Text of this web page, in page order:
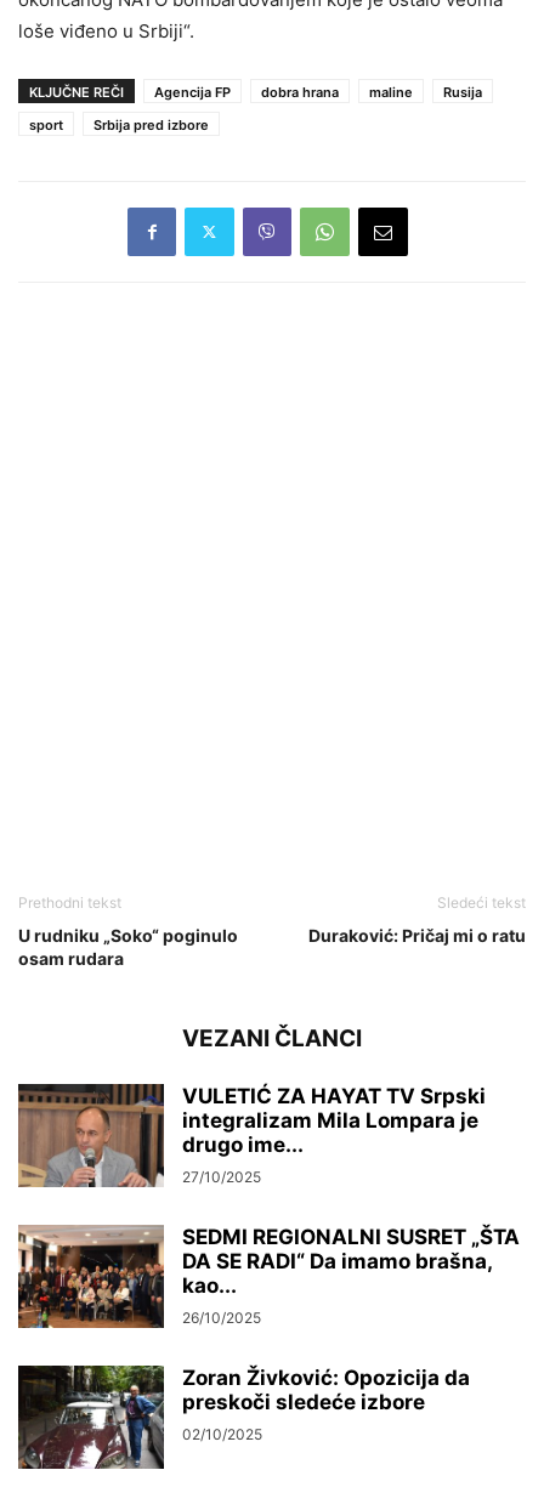
loše viđeno u Srbiji“.
KLJUČNE REČI Agencija FP dobra hrana maline
Rusija
sport
Srbija pred izbore
Prethodni tekst
U rudniku „Soko“ poginulo
osam rudara
Sledeći tekst
Duraković: Pričaj mi o ratu
VEZANI ČLANCI
VULETIĆ ZA HAYAT TV Srpski
integralizam Mila Lompara je
drugo ime...
27/10/2025
SEDMI REGIONALNI SUSRET „ŠTA
DA SE RADI“ Da imamo brašna,
kao...
26/10/2025
Zoran Živković: Opozicija da
preskoči sledeće izbore
02/10/2025